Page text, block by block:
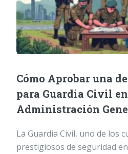
Cómo Aprobar una
para Guardia Civil
Administración
La Guardia Civil, uno de los
prestigiosos de seguridad